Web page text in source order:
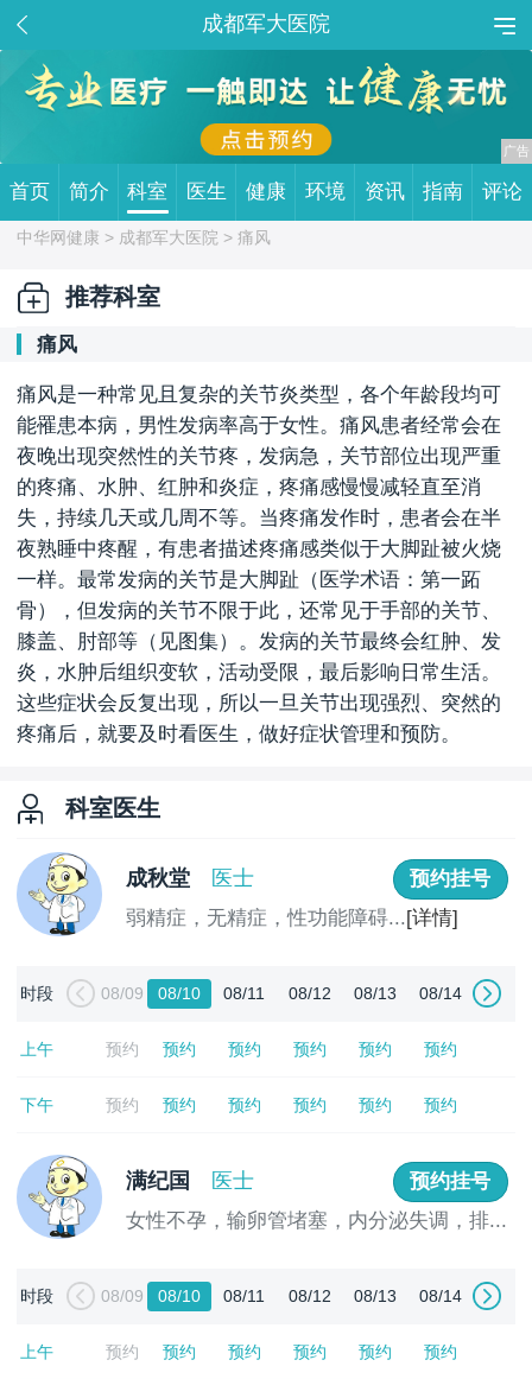
成都军大医院
首页 简介 科室 医生 健康 环境 资讯 指南 评论
中华网健康 > 成都军大医院 > 痛风
推荐科室
痛风
痛风是一种常见且复杂的关节炎类型，各个年龄段均可
能罹患本病，男性发病率高于女性。痛风患者经常会在
夜晚出现突然性的关节疼，发病急，关节部位出现严重
的疼痛、水肿、红肿和炎症，疼痛感慢慢减轻直至消
失，持续几天或几周不等。当疼痛发作时，患者会在半
夜熟睡中疼醒，有患者描述疼痛感类似于大脚趾被火烧
一样。最常发病的关节是大脚趾（医学术语：第一跖
骨），但发病的关节不限于此，还常见于手部的关节、
膝盖、肘部等（见图集）。发病的关节最终会红肿、发
炎，水肿后组织变软，活动受限，最后影响日常生活。
这些症状会反复出现，所以一旦关节出现强烈、突然的
疼痛后，就要及时看医生，做好症状管理和预防。
科室医生
成秋堂 医士
预约挂号
弱精症，无精症，性功能障碍...[详情]
时段 08/09 08/10 08/11 08/12 08/13 08/14
上午 预约 预约 预约 预约 预约 预约
下午 预约 预约 预约 预约 预约 预约
满纪国 医士
预约挂号
女性不孕，输卵管堵塞，内分泌失调，排...
时段 08/09 08/10 08/11 08/12 08/13 08/14
上午 预约 预约 预约 预约 预约 预约